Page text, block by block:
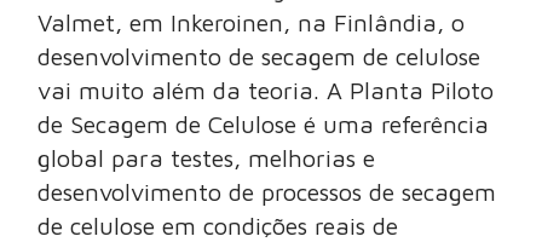
Valmet, em Inkeroinen, na Finlândia, o
desenvolvimento de secagem de celulose
vai muito além da teoria. A Planta Piloto
de Secagem de Celulose é uma referência
global para testes, melhorias e
desenvolvimento de processos de secagem
de celulose em condições reais de